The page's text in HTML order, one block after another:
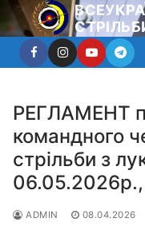
Перейти
до
вмісту
РЕГЛАМЕНТ
командного
стрільби з
06.05.2026р.,
ADMIN 08.04.2026